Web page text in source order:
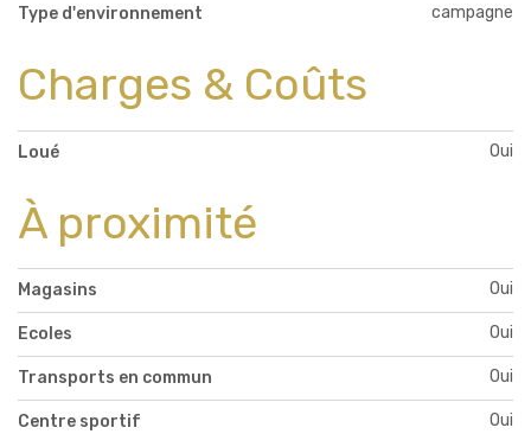
Type d'environnement campagne
Charges & Coûts
Loué Oui
À proximité
Magasins Oui
Ecoles Oui
Transports en commun Oui
Centre sportif Oui